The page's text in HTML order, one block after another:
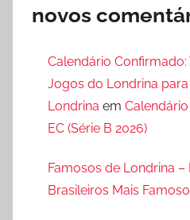
novos
Calendário Confirmado:
Jogos do Londrina
Londrina em
EC (Série B 2026)
Famosos de Londrina –
Brasileiros Mais